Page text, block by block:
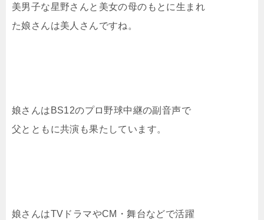
美男子な星野さんと美女の母のもとに生まれ
た娘さんは美人さんですね。
娘さんはBS12のプロ野球中継の副音声で
父とともに共演も果たしています。
娘さんはTVドラマやCM・舞台などで活躍